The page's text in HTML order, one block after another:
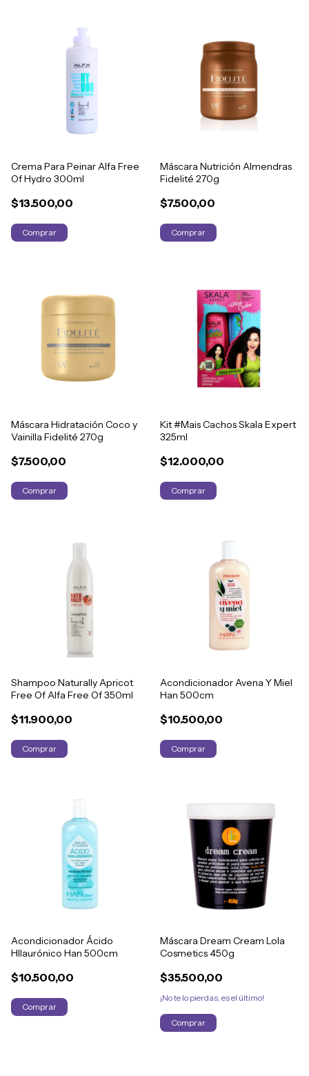
Crema Para Peinar Alfa Free
Of Hydro 300ml
$13.500,00
Máscara Nutrición Almendras
Fidelité 270g
$7.500,00
Máscara Hidratación Coco y
Vainilla Fidelité 270g
$7.500,00
Kit #Mais Cachos Skala Expert
325ml
$12.000,00
Shampoo Naturally Apricot
Free Of Alfa Free Of 350ml
$11.900,00
Acondicionador Avena Y Miel
Han 500cm
$10.500,00
Acondicionador Ácido
HIlaurónico Han 500cm
$10.500,00
Máscara Dream Cream Lola
Cosmetics 450g
$35.500,00
¡No te lo pierdas, es el último!